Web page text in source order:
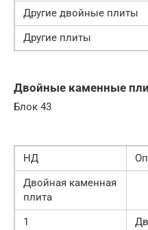
Другие двойные плиты
Другие плиты
Двойные каменные
Блок 43
НД
Двойная каменная
плита
1